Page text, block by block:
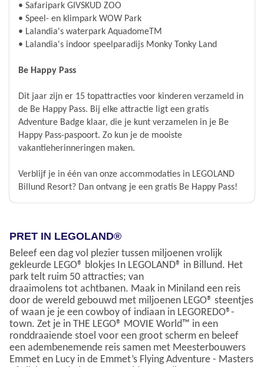
• Safaripark GIVSKUD ZOO
• Speel- en klimpark WOW Park
• Lalandia's waterpark AquadomeTM
• Lalandia's indoor speelparadijs Monky Tonky Land
Be Happy Pass
Dit jaar zijn er 15 topattracties voor kinderen verzameld in
de Be Happy Pass. Bij elke attractie ligt een gratis
Adventure Badge klaar, die je kunt verzamelen in je Be
Happy Pass-paspoort. Zo kun je de mooiste
vakantieherinneringen maken.
Verblijf je in één van onze accommodaties in LEGOLAND
Billund Resort? Dan ontvang je een gratis Be Happy Pass!
PRET IN LEGOLAND®
Beleef een dag vol plezier tussen miljoenen vrolijk
gekleurde LEGO® blokjes In LEGOLAND® in Billund. Het
park telt ruim 50 attracties; van
draaimolens tot achtbanen. Maak in Miniland een reis
door de wereld gebouwd met miljoenen LEGO® steentjes
of waan je je een cowboy of indiaan in LEGOREDO®-
town. Zet je in THE LEGO® MOVIE World™ in een
ronddraaiende stoel voor een groot scherm en beleef
een adembenemende reis samen met Meesterbouwers
Emmet en Lucy in de Emmet’s Flying Adventure - Masters